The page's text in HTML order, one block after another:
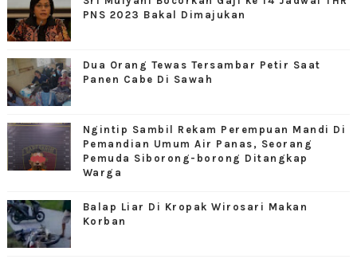
PNS 2023 Bakal Dimajukan
Dua Orang Tewas Tersambar Petir Saat
Panen Cabe Di Sawah
Ngintip Sambil Rekam Perempuan Mandi Di
Pemandian Umum Air Panas, Seorang
Pemuda Siborong-borong Ditangkap
Warga
Balap Liar Di Kropak Wirosari Makan
Korban